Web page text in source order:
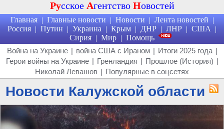
Русское Агентство Новостей
Главная | Главные новости | Новости | Лента новостей |
Россия | Путин | Украина | Крым | ДНР | ЛНР | США |
Сирия | Мир | Помощь
Война на Украине | война США с Ираном | Итоги 2025 года |
Герои войны на Украине | Гренландия | Прошлое (История) |
Николай Левашов | Популярные в соцсетях
Новости Калужской области